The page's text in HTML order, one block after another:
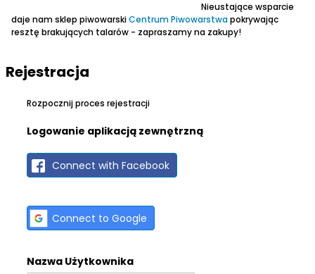
Nieustające wsparcie
daje nam sklep piwowarskiCentrum Piwowarstwapokrywając
resztę brakujących talarów - zapraszamy na zakupy!
Rejestracja
Rozpocznij proces rejestracji
Logowanie aplikacją zewnętrzną
Connect with Facebook
Connect to Google
Nazwa Użytkownika